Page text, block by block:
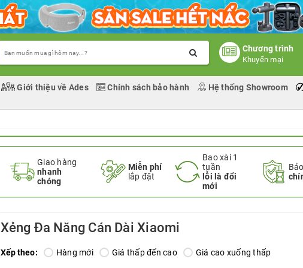
Chương trình
Khuyến mại
Giới thiệu về Ades Chính sách bảo hành Hệ thống Showroom
Giao hàng
nhanh
chóng
Miễn phí
lắp đặt
Bao xài 1
tuần
lỗi là đổi
mới
Xẻng Đa Năng Cán Dài Xiaomi
Xếp theo: Hàng mới Giá thấp đến cao Giá cao xuống thấp